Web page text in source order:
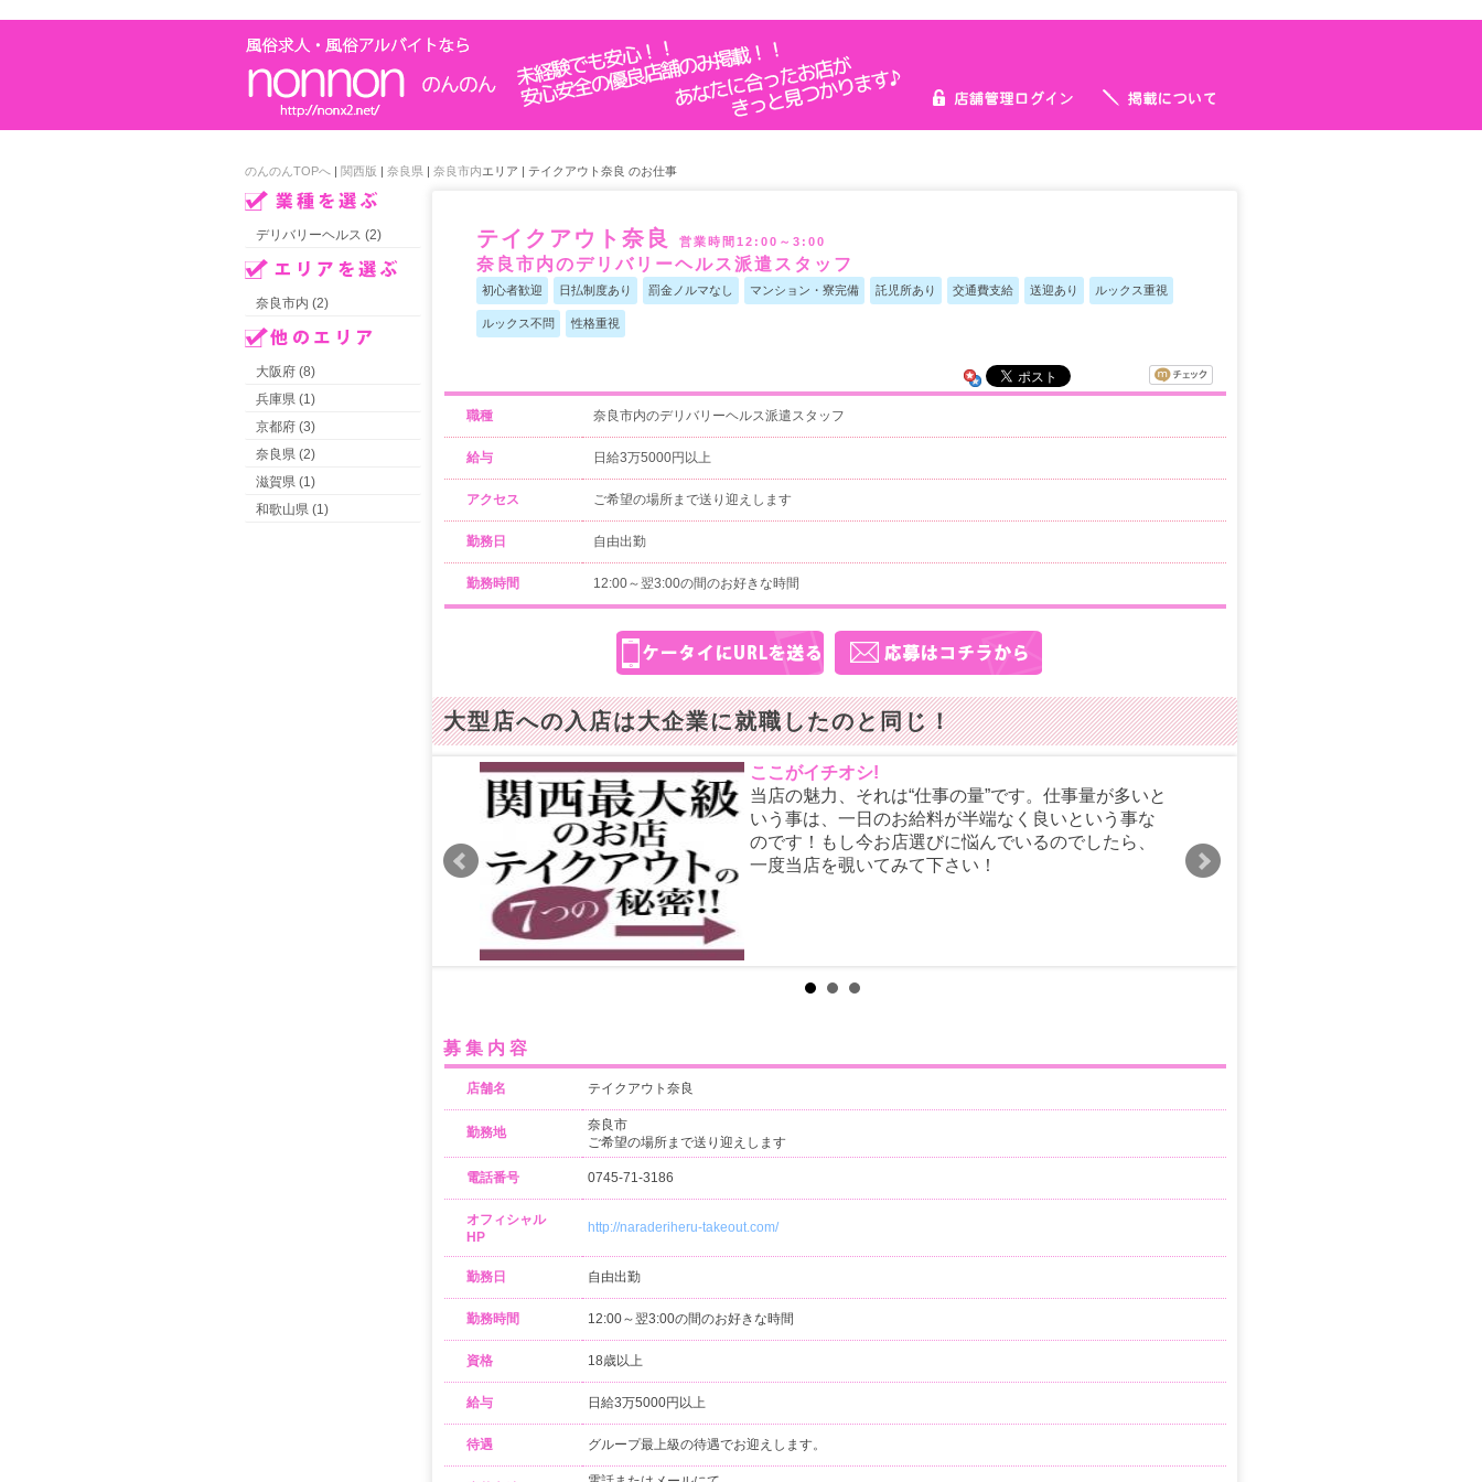
のんのんTOPへ | 関西版 | 奈良県 | 奈良市内 エリア | テイクアウト奈良 のお仕事
テイクアウト奈良 営業時間12:00～3:00
奈良市内のデリバリーヘルス派遣スタッフ
初心者歓迎 日払制度あり 罰金ノルマなし マンション・寮完備 託児所あり 交通費支給 送迎あり ルックス重視
ルックス不問 性格重視
職種 奈良市内のデリバリーヘルス派遣スタッフ
給与 日給3万5000円以上
アクセス ご希望の場所まで送り迎えします
勤務日 自由出勤
勤務時間 12:00～翌3:00の間のお好きな時間
大型店への入店は大企業に就職したのと同じ！
ここがイチオシ!
当店の魅力、それは“仕事の量”です。仕事量が多いと
いう事は、一日のお給料が半端なく良いという事な
のです！もし今お店選びに悩んでいるのでしたら、
一度当店を覗いてみて下さい！
募集内容
店舗名 テイクアウト奈良
勤務地
奈良市
ご希望の場所まで送り迎えします
電話番号 0745-71-3186
オフィシャル
HP
http://naraderiheru-takeout.com/
勤務日 自由出勤
勤務時間 12:00～翌3:00の間のお好きな時間
資格 18歳以上
給与 日給3万5000円以上
待遇 グループ最上級の待遇でお迎えします。
デリバリーヘルス (2)
奈良市内 (2)
大阪府 (8)
兵庫県 (1)
京都府 (3)
奈良県 (2)
滋賀県 (1)
和歌山県 (1)